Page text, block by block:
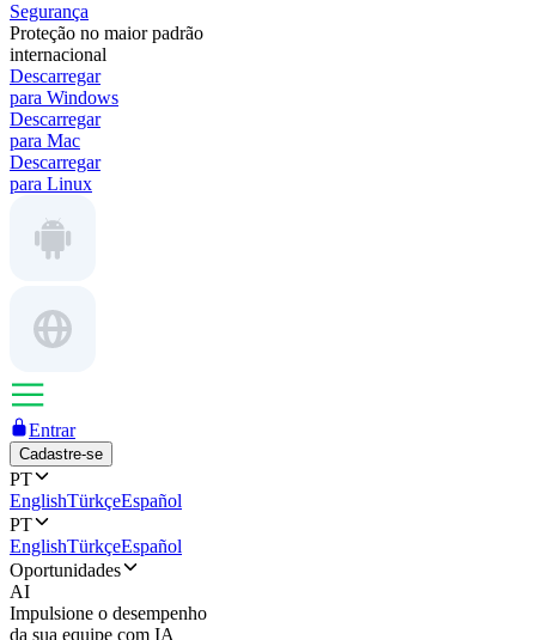
Segurança
Proteção no maior padrão
internacional
Descarregar
para Windows
Descarregar
para Mac
Descarregar
para Linux
Entrar
Cadastre-se
PT
EnglishTürkçeEspañol
PT
EnglishTürkçeEspañol
Oportunidades
AI
Impulsione o desempenho
da sua equipe com IA